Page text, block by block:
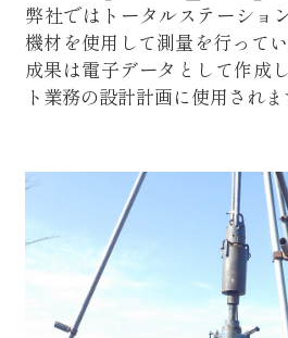
弊社ではトータルステーショ
機材を使用して測量を行ってい
成果は電子データとして作成し
ト業務の設計計画に使用されま